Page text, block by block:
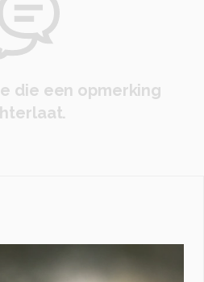
die een opmerking